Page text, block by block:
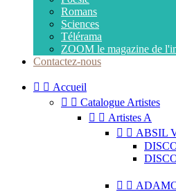
Romans
Sciences
Télérama
ZOOM le magazine de
Contactez-nous
  Accueil
  Catalogue Artistes
  Artistes A
  ABSIL
 